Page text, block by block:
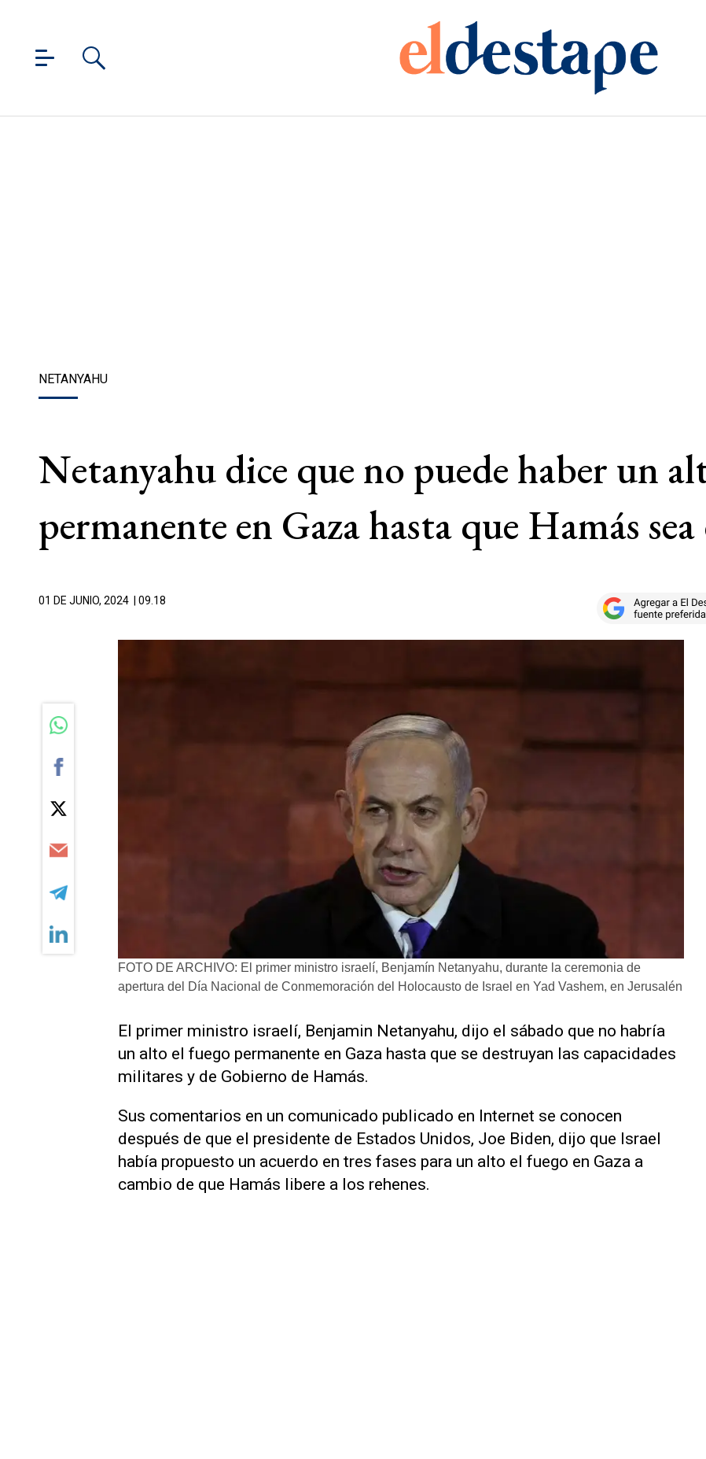
NETANYAHU
Netanyahu dice que no puede haber un
permanente en Gaza hasta que Hamás
01 DE JUNIO, 2024 | 09.18
FOTO DE ARCHIVO: El primer ministro israelí, Benjamín Netanyahu, durante la ceremonia de
apertura del Día Nacional de Conmemoración del Holocausto de Israel en Yad Vashem, en Jerusalén
El primer ministro israelí, Benjamin Netanyahu, dijo el sábado que no habría
un alto el fuego permanente en Gaza hasta que se destruyan las capacidades
militares y de Gobierno de Hamás.
Sus comentarios en un comunicado publicado en Internet se conocen
después de que el presidente de Estados Unidos, Joe Biden, dijo que Israel
había propuesto un acuerdo en tres fases para un alto el fuego en Gaza a
cambio de que Hamás libere a los rehenes.